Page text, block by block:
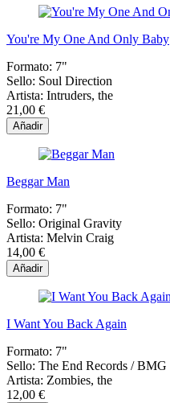
You're My One And Only Baby
Formato: 7"
Sello: Soul Direction
Artista: Intruders, the
21,00 €
Añadir
Beggar Man
Formato: 7"
Sello: Original Gravity
Artista: Melvin Craig
14,00 €
Añadir
I Want You Back Again
Formato: 7"
Sello: The End Records / BMG
Artista: Zombies, the
12,00 €